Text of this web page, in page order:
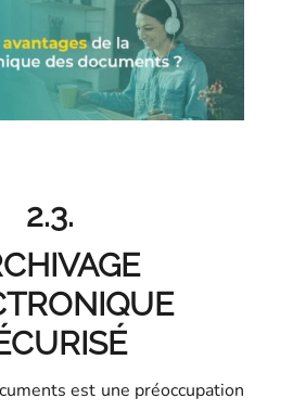
2.3.
est une préoccupation